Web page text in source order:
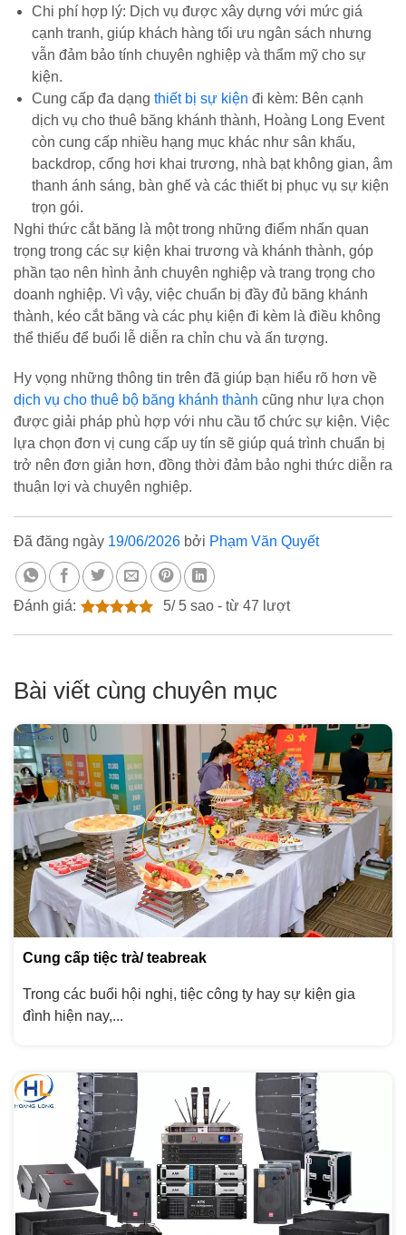
Chi phí hợp lý: Dịch vụ được xây dựng với mức giá
cạnh tranh, giúp khách hàng tối ưu ngân sách nhưng
vẫn đảm bảo tính chuyên nghiệp và thẩm mỹ cho sự
kiện.
Cung cấp đa dạng thiết bị sự kiện đi kèm: Bên cạnh
dịch vụ cho thuê băng khánh thành, Hoàng Long Event
còn cung cấp nhiều hạng mục khác như sân khấu,
backdrop, cổng hơi khai trương, nhà bạt không gian, âm
thanh ánh sáng, bàn ghế và các thiết bị phục vụ sự kiện
trọn gói.
Nghi thức cắt băng là một trong những điểm nhấn quan
trọng trong các sự kiện khai trương và khánh thành, góp
phần tạo nên hình ảnh chuyên nghiệp và trang trọng cho
doanh nghiệp. Vì vậy, việc chuẩn bị đầy đủ băng khánh
thành, kéo cắt băng và các phụ kiện đi kèm là điều không
thể thiếu để buổi lễ diễn ra chỉn chu và ấn tượng.
Hy vọng những thông tin trên đã giúp bạn hiểu rõ hơn về
dịch vụ cho thuê bộ băng khánh thành cũng như lựa chọn
được giải pháp phù hợp với nhu cầu tổ chức sự kiện. Việc
lựa chọn đơn vị cung cấp uy tín sẽ giúp quá trình chuẩn bị
trở nên đơn giản hơn, đồng thời đảm bảo nghi thức diễn ra
thuận lợi và chuyên nghiệp.
Đã đăng ngày 19/06/2026 bởi Phạm Văn Quyết
Đánh giá: 5/ 5sao - từ 47 lượt
Bài viết cùng chuyên mục
Cung cấp tiệc trà/ teabreak
Trong các buổi hội nghị, tiệc công ty hay sự kiện gia
đình hiện nay,...